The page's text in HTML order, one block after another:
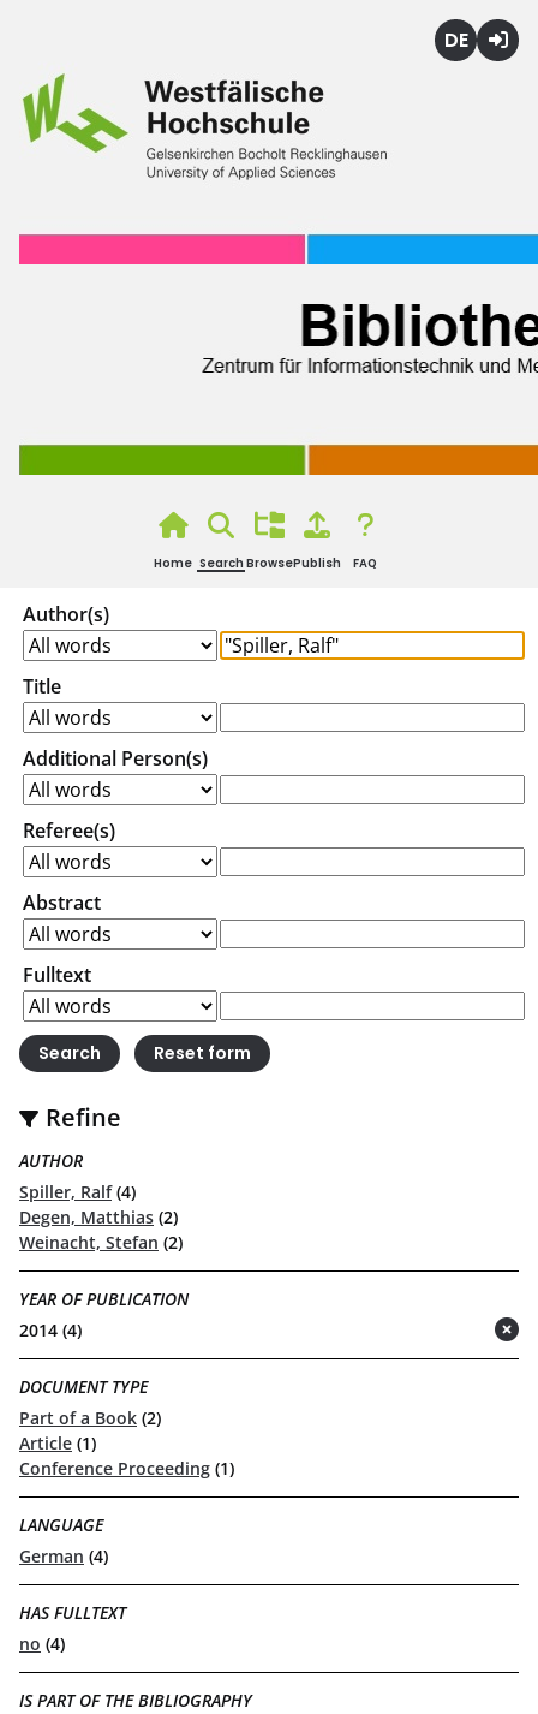
Home Search BrowsePublish FAQ
Author(s)
Title
Additional Person(s)
Referee(s)
Abstract
Fulltext
Refine
AUTHOR
Spiller, Ralf(4)
Degen, Matthias (2)
Weinacht, Stefan (2)
YEAR OF PUBLICATION
2014 (4)
DOCUMENT TYPE
Part of a Book (2)
Article (1)
Conference Proceeding (1)
LANGUAGE
German (4)
HAS FULLTEXT
no (4)
IS PART OF THE BIBLIOGRAPHY